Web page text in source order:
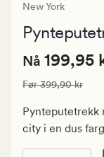
New York
Nåværende
199,95
kr.
Vanlig
Nå 199,95
Vanlig pris 399,90
Før399,90 kr
Pynteputetrekk
city i en dus